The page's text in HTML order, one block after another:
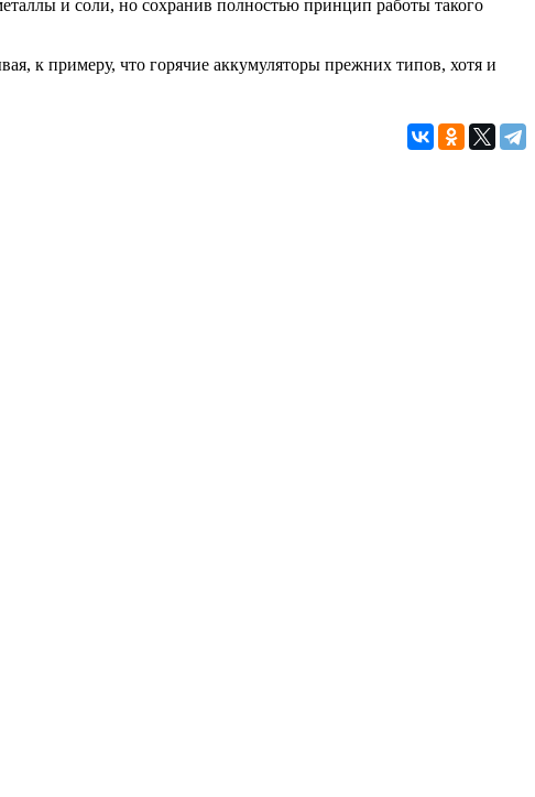
и соли, но сохранив полностью принцип работы такого
к примеру, что горячие аккумуляторы прежних типов, хотя и